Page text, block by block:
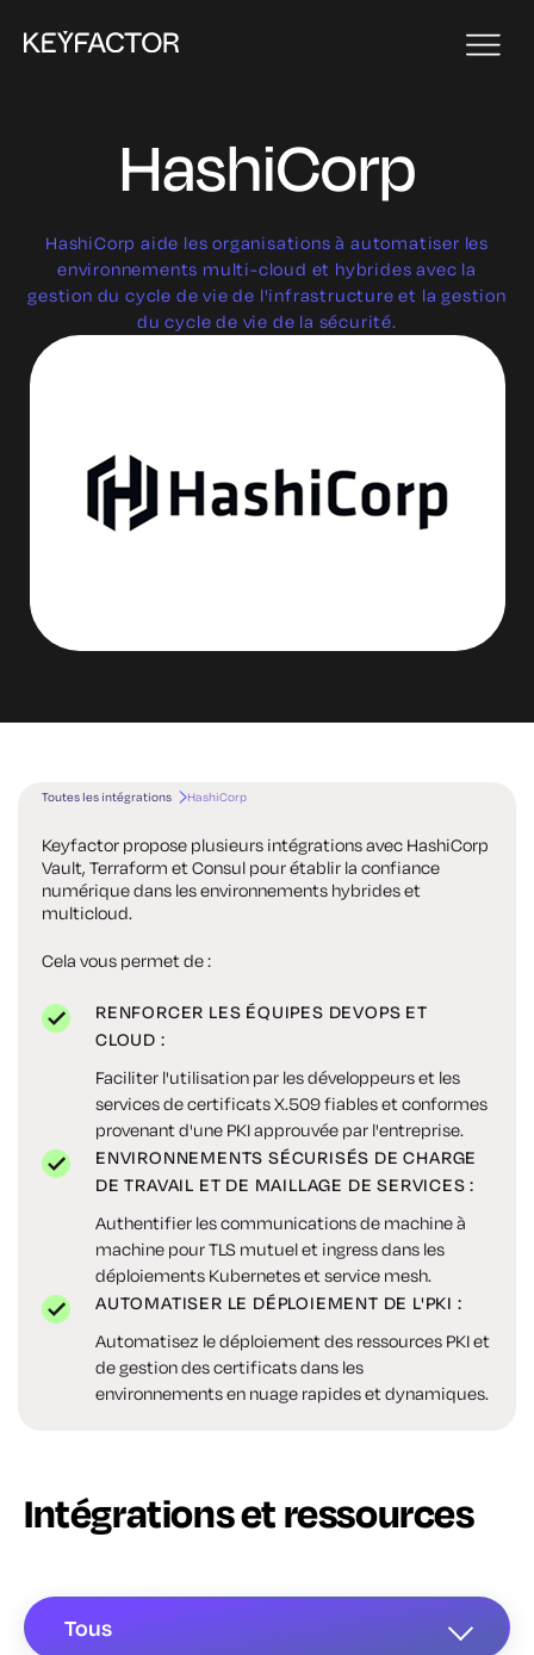
HashiCorp
HashiCorp aide les organisations à automatiser les
environnements multi-cloud et hybrides avec la
gestion du cycle de vie de l'infrastructure et la gestion
du cycle de vie de la sécurité.
Toutes les intégrations HashiCorp
Keyfactor propose plusieurs intégrations avec HashiCorp
Vault, Terraform et Consul pour établir la confiance
numérique dans les environnements hybrides et
multicloud.
Cela vous permet de :
RENFORCER LES ÉQUIPES DEVOPS ET
CLOUD :
Faciliter l'utilisation par les développeurs et les
services de certificats X.509 fiables et conformes
provenant d'une PKI approuvée par l'entreprise.
ENVIRONNEMENTS SÉCURISÉS DE CHARGE
DE TRAVAIL ET DE MAILLAGE DE SERVICES :
Authentifier les communications de machine à
machine pour TLS mutuel et ingress dans les
déploiements Kubernetes et service mesh.
AUTOMATISER LE DÉPLOIEMENT DE L'PKI :
Automatisez le déploiement des ressources PKI et
de gestion des certificats dans les
environnements en nuage rapides et dynamiques.
Intégrations et ressources
Tous